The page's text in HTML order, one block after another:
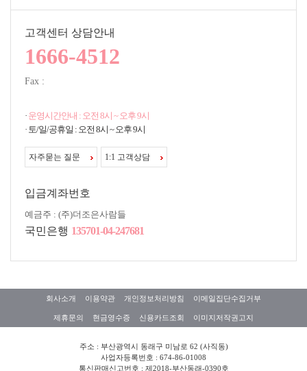
고객센터 상담안내
1666-4512
Fax :
· 운영시간안내 : 오전 8시 ~ 오후 9시
· 토/일/공휴일 : 오전 8시 ~ 오후 9시
자주묻는 질문 1:1 고객상담
입금계좌번호
예금주 : (주)더조은사람들
국민은행 135701-04-247681
회사소개 이용약관 개인정보처리방침 이메일집단수집거부
제휴문의 현금영수증 신용카드조회 이미지저작권고지
주소 : 부산광역시 동래구 미남로 62 (사직동)
사업자등록번호 : 674-86-01008
통신판매신고번호 : 제2018-부산동래-0390호